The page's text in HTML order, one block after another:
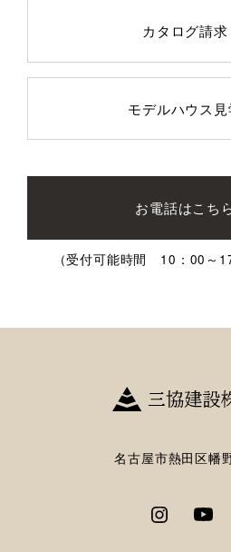
カタログ請求
モデルハウス見
お電話はこち
（受付可能時間 10：00～
名古屋市熱田区幡